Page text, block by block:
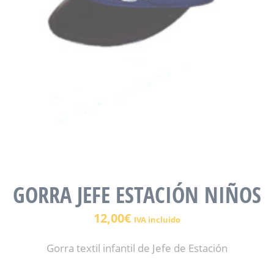
GORRA JEFE ESTACIÓN NIÑOS
12,00€ IVA incluido
Gorra textil infantil de Jefe de Estación